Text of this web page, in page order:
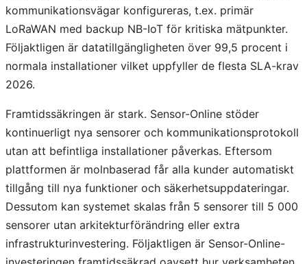
kommunikationsvägar konfigureras, t.ex. primär
LoRaWAN med backup NB-IoT för kritiska mätpunkter.
Följaktligen är datatillgängligheten över 99,5 procent i
normala installationer vilket uppfyller de flesta SLA-krav
2026.
Framtidssäkringen är stark. Sensor-Online stöder
kontinuerligt nya sensorer och kommunikationsprotokoll
utan att befintliga installationer påverkas. Eftersom
plattformen är molnbaserad får alla kunder automatiskt
tillgång till nya funktioner och säkerhetsuppdateringar.
Dessutom kan systemet skalas från 5 sensorer till 5 000
sensorer utan arkitekturförändring eller extra
infrastrukturinvestering. Följaktligen är Sensor-Online-